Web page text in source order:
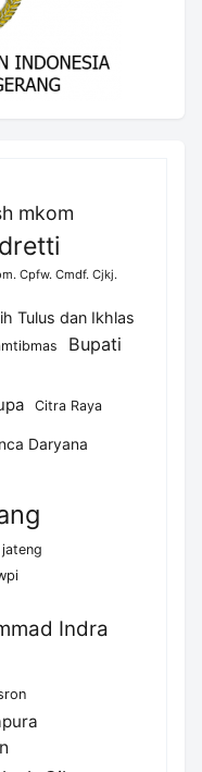
mkom
Cpfw. Cmdf. Cjkj.
Tulus dan Ikhlas
Bupati
Citra Raya
Daryana
Indra